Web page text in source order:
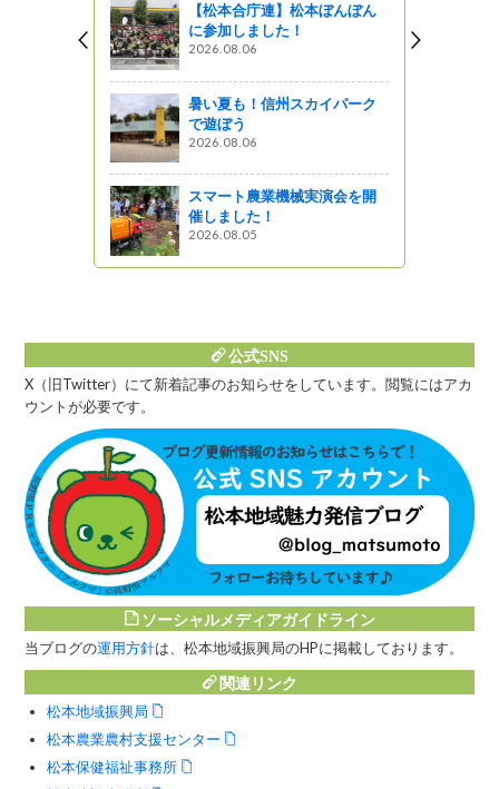
【松本合庁連】松本ぼんぼん
に参加しました！
2026.08.06
暑い夏も！信州スカイパーク
で遊ぼう
2026.08.06
スマート農業機械実演会を開
催しました！
2026.08.05
公式SNS
X（旧Twitter）にて新着記事のお知らせをしています。閲覧にはアカ
ウントが必要です。
ソーシャルメディアガイドライン
当ブログの運用方針は、松本地域振興局のHPに掲載しております。
関連リンク
松本地域振興局
松本農業農村支援センター
松本保健福祉事務所